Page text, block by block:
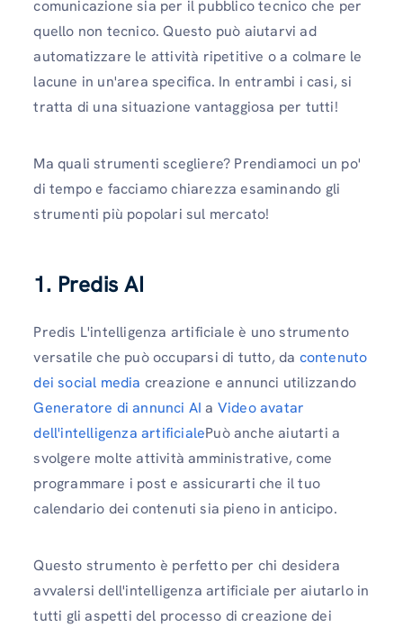
comunicazione sia per il pubblico tecnico che per
quello non tecnico. Questo può aiutarvi ad
automatizzare le attività ripetitive o a colmare le
lacune in un'area specifica. In entrambi i casi, si
tratta di una situazione vantaggiosa per tutti!
Ma quali strumenti scegliere? Prendiamoci un po'
di tempo e facciamo chiarezza esaminando gli
strumenti più popolari sul mercato!
1. Predis AI
Predis L'intelligenza artificiale è uno strumento
versatile che può occuparsi di tutto, da contenuto
dei social media creazione e annunci utilizzando
Generatore di annunci AI a Video avatar
dell'intelligenza artificialePuò anche aiutarti a
svolgere molte attività amministrative, come
programmare i post e assicurarti che il tuo
calendario dei contenuti sia pieno in anticipo.
Questo strumento è perfetto per chi desidera
avvalersi dell'intelligenza artificiale per aiutarlo in
tutti gli aspetti del processo di creazione dei